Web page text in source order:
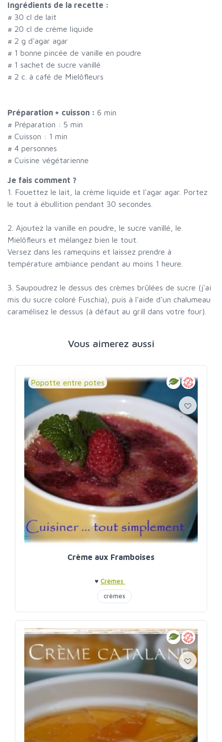
Ingrédients de la recette :
# 30 cl de lait
# 20 cl de crème liquide
# 2 g d'agar agar
# 1 bonne pincée de vanille en poudre
# 1 sachet de sucre vanillé
# 2 c. à café de Mielôfleurs
Préparation + cuisson : 6 min
# Préparation : 5 min
# Cuisson : 1 min
# 4 personnes
# Cuisine végétarienne
Je fais comment ?
1. Fouettez le lait, la crème liquide et l'agar agar. Portez
le tout à ébullition pendant 30 secondes.
2. Ajoutez la vanille en poudre, le sucre vanillé, le
Mielôfleurs et mélangez bien le tout.
Versez dans les ramequins et laissez prendre à
température ambiance pendant au moins 1 heure.
3. Saupoudrez le dessus des crèmes brûlées de sucre (j'ai
mis du sucre coloré Fuschia), puis à l'aide d'un chalumeau
caramélisez le dessus (à défaut au grill dans votre four).
Vous aimerez aussi
Popotte entre potes
Crème aux Framboises
♥ Crèmes
crèmes